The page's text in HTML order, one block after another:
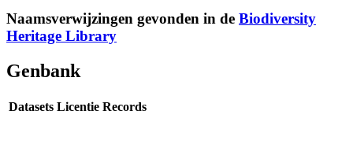
Naamsverwijzingen gevonden in de Biodiversity
Heritage Library
Genbank
Datasets Licentie Records